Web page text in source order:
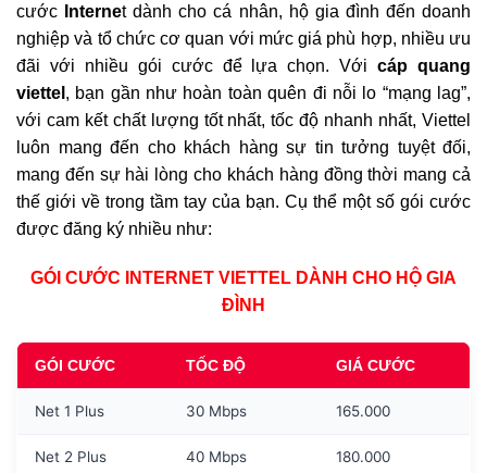
cước
Internet dành cho cá nhân, hộ gia đình đến doanh
nghiệp và tổ chức cơ quan với mức giá phù hợp, nhiều ưu
đãi với nhiều gói cước để lựa chọn. Vớicáp quang
viettel , bạn gần như hoàn toàn quên đi nỗi lo “mạng lag”,
với cam kết chất lượng tốt nhất, tốc độ nhanh nhất, Viettel
luôn mang đến cho khách hàng sự tin tưởng tuyệt đối,
mang đến sự hài lòng cho khách hàng đồng thời mang cả
thế giới về trong tầm tay của bạn. Cụ thể một số gói cước
được đăng ký nhiều như:
GÓI CƯỚC INTERNET VIETTEL DÀNH CHO HỘ GIA
ĐÌNH
GÓI CƯỚC TỐC ĐỘ GIÁ CƯỚC
Net 1 Plus 30 Mbps 165.000
Net 2 Plus 40 Mbps 180.000